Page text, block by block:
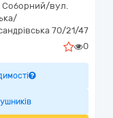
Соборний/вул.
70/21/47
0